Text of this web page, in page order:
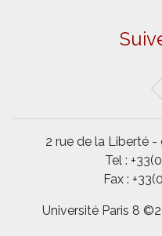
2 rue de la Liberté
Tel :
Fax :
Université Paris 8